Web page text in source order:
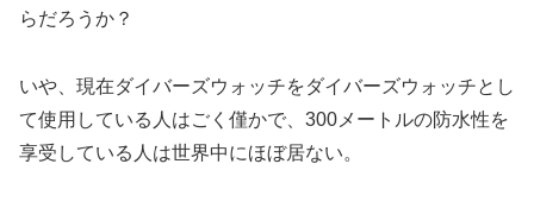
らだろうか？
いや、現在ダイバーズウォッチをダイバーズウォッチとし
て使用している人はごく僅かで、300メートルの防水性を
享受している人は世界中にほぼ居ない。